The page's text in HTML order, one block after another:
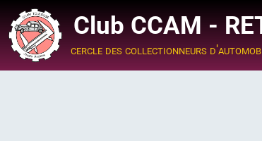
Club CCAM -
cercle des collectionneurs